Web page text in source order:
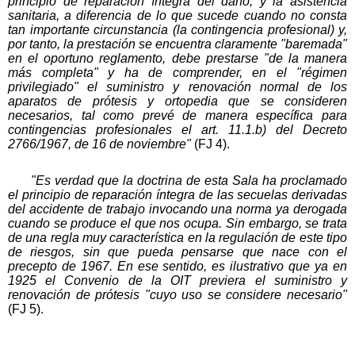
sanitaria, a diferencia de lo que sucede cuando no consta
tan importante circunstancia (la contingencia profesional) y,
por tanto, la prestación se encuentra claramente "baremada"
en el oportuno reglamento, debe prestarse "de la manera
más completa" y ha de comprender, en el "régimen
privilegiado" el suministro y renovación normal de los
aparatos de prótesis y ortopedia que se consideren
necesarios, tal como prevé de manera específica para
contingencias profesionales el art. 11.1.b) del Decreto
2766/1967, de 16 de noviembre" (FJ 4).
"Es verdad que la doctrina de esta Sala ha proclamado
el principio de reparación íntegra de las secuelas derivadas
del accidente de trabajo invocando una norma ya derogada
cuando se produce el que nos ocupa. Sin embargo, se trata
de una regla muy característica en la regulación de este tipo
de riesgos, sin que pueda pensarse que nace con el
precepto de 1967. En ese sentido, es ilustrativo que ya en
1925 el Convenio de la OIT previera el suministro y
renovación de prótesis "cuyo uso se considere necesario"
(FJ 5).